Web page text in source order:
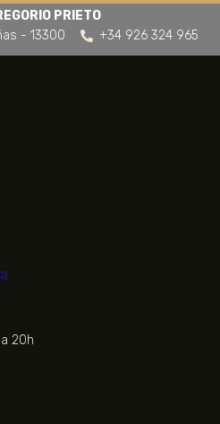
PRIETO
- 13300
+34 926 324 965
20h